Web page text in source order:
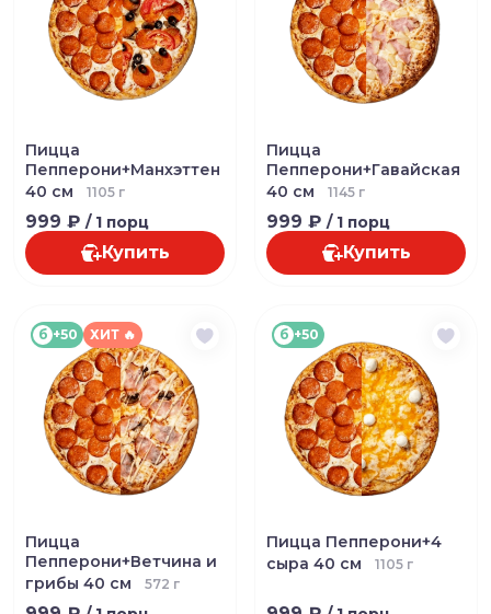
Пицца
Пепперони+Манхэттен
40 см
1105 г
999 ₽ / 1 порц
Купить
Пицца
Пепперони+Гавайская
40 см
1145 г
999 ₽ / 1 порц
Купить
б +50 ХИТ 🔥
Пицца
Пепперони+Ветчина и
грибы 40 см
572 г
б +50
Пицца Пепперони+4
сыра 40 см
1105 г